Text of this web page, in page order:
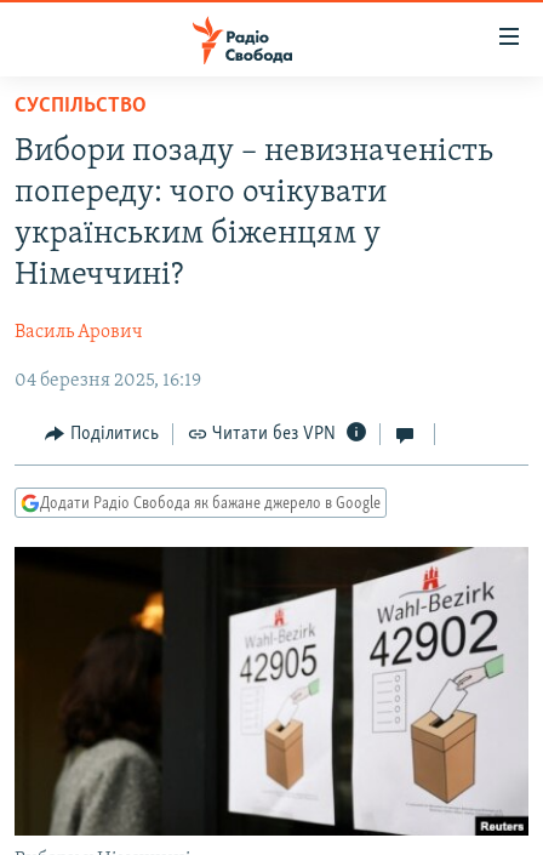
Перейти
основного
матеріалу
Перейти
до
основної
Перейти
до
РАДІО СВОБОДА – 70 РОКІВ
ВСЕ ЗА ДОБУ
СТАТТІ
ПОЛІТИКА
СУСПІЛЬСТВО
КУЛЬТУРА
СПОРТ
СВІТ
ВІЙНА
ДОНБАС.РЕАЛІЇ
КРИМ.РЕАЛІЇ
ТИ ЯК?
КИТАЙ.ВИКЛИКИ
ПОДКАСТИ
КРИМ РЕАЛІЇ
РУС
УКР
СУСПІЛЬСТВО
Вибори позаду – невизначеність
попереду: чого очікувати
українським біженцям у
Німеччині?
Василь Арович
04 березня 2025, 16:19
Поділитись Читати без VPN
Додати Радіо Свобода як бажане джерело в Google